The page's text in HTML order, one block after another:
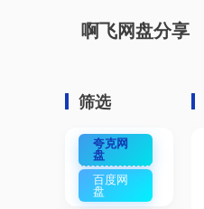
啊飞网盘分享
筛选
夸克网
盘
百度网
盘